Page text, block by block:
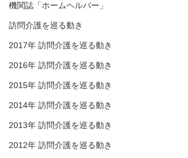
機関誌「ホームヘルパー」
訪問介護を巡る動き
2017年 訪問介護を巡る動き
2016年 訪問介護を巡る動き
2015年 訪問介護を巡る動き
2014年 訪問介護を巡る動き
2013年 訪問介護を巡る動き
2012年 訪問介護を巡る動き